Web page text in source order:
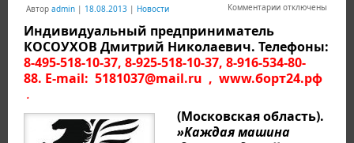
Автор admin | 18.08.2013 | Новости Комментарии отключены
Индивидуальный предприниматель
КОСОУХОВ Дмитрий Николаевич. Телефоны:
8-495-518-10-37, 8-925-518-10-37, 8-916-534-80-
88. E-mail: 5181037@mail.ru , www.борт24.рф
.
(Московская область).
»Каждая машина